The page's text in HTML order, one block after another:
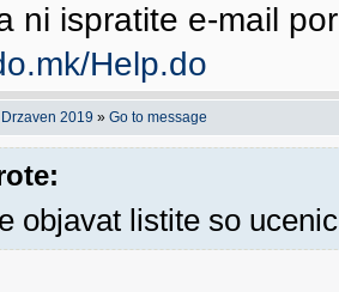
ni ispratite e-mail
Help.do
Drzaven 2019 » Go to message
objavat listite so